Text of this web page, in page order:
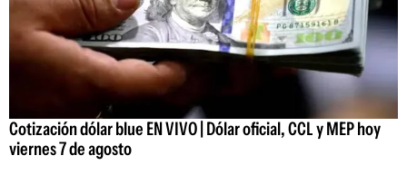
Cotización dólar blue EN VIVO | Dólar oficial, CCL y MEP hoy
viernes 7 de agosto